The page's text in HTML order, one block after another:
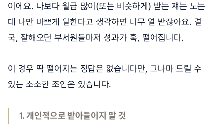
이에요. 나보다 월급 많이(또는 비슷하게) 받는 쟤는 노는
데 나만 바쁘게 일한다고 생각하면 너무 열 받잖아요. 결
국, 잘해오던 부서원들마저 성과가 훅, 떨어집니다.
이 경우 딱 떨어지는 정답은 없습니다만, 그나마 드릴 수
있는 소소한 조언은 있습니다.
1. 개인적으로 받아들이지 말 것